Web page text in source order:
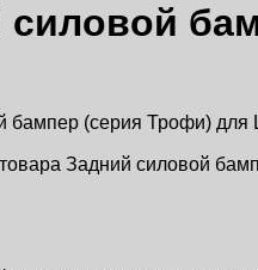
силовой
бампер (серия Трофи) для
Задний силовой